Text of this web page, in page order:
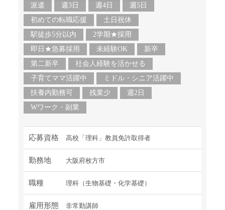
派遣
週3日 週4日
週5日
初めての転職応援
土日祝休
駅徒歩5分以内
2学期★採用
即日★急募採用
未経験OK
新卒
第二新卒
社会人経験を活かせる
子育てママ活躍中
ミドル・シニア活躍中
扶養内勤務可
残業少
週2日
Wワーク・副業
応募資格 高校「理科」教員免許取得者
勤務地 大阪府枚方市
職種 理科（生物基礎・化学基礎）
雇用形態 非常勤講師